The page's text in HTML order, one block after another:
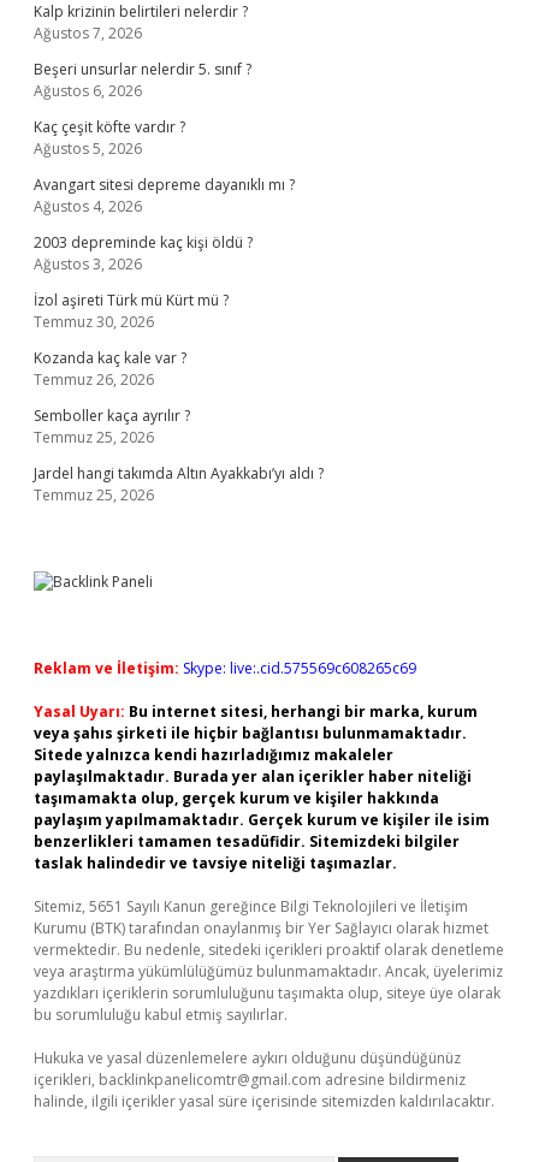
Kalp krizinin belirtileri nelerdir ?
Ağustos 7, 2026
Beşeri unsurlar nelerdir 5. sınıf ?
Ağustos 6, 2026
Kaç çeşit köfte vardır ?
Ağustos 5, 2026
Avangart sitesi depreme dayanıklı mı ?
Ağustos 4, 2026
2003 depreminde kaç kişi öldü ?
Ağustos 3, 2026
İzol aşireti Türk mü Kürt mü ?
Temmuz 30, 2026
Kozanda kaç kale var ?
Temmuz 26, 2026
Semboller kaça ayrılır ?
Temmuz 25, 2026
Jardel hangi takımda Altın Ayakkabı’yı aldı ?
Temmuz 25, 2026
Reklam ve İletişim: Skype: live:.cid.575569c608265c69
Yasal Uyarı: Bu internet sitesi, herhangi bir marka, kurum
veya şahıs şirketi ile hiçbir bağlantısı bulunmamaktadır.
Sitede yalnızca kendi hazırladığımız makaleler
paylaşılmaktadır. Burada yer alan içerikler haber niteliği
taşımamakta olup, gerçek kurum ve kişiler hakkında
paylaşım yapılmamaktadır. Gerçek kurum ve kişiler ile isim
benzerlikleri tamamen tesadüfidir. Sitemizdeki bilgiler
taslak halindedir ve tavsiye niteliği taşımazlar.
Sitemiz, 5651 Sayılı Kanun gereğince Bilgi Teknolojileri ve İletişim
Kurumu (BTK) tarafından onaylanmış bir Yer Sağlayıcı olarak hizmet
vermektedir. Bu nedenle, sitedeki içerikleri proaktif olarak denetleme
veya araştırma yükümlülüğümüz bulunmamaktadır. Ancak, üyelerimiz
yazdıkları içeriklerin sorumluluğunu taşımakta olup, siteye üye olarak
bu sorumluluğu kabul etmiş sayılırlar.
Hukuka ve yasal düzenlemelere aykırı olduğunu düşündüğünüz
içerikleri, backlinkpanelicomtr@gmail.com adresine bildirmeniz
halinde, ilgili içerikler yasal süre içerisinde sitemizden kaldırılacaktır.